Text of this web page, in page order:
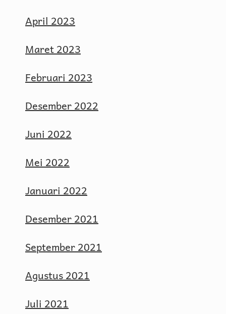
April 2023
Maret 2023
Februari 2023
Desember 2022
Juni 2022
Mei 2022
Januari 2022
Desember 2021
September 2021
Agustus 2021
Juli 2021